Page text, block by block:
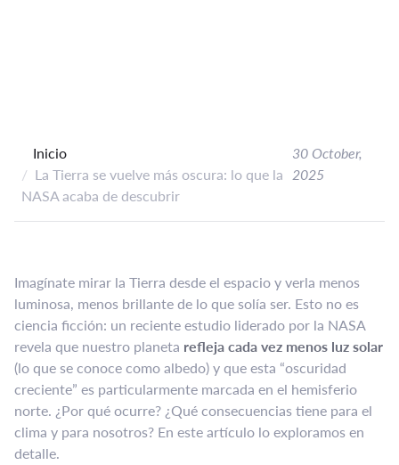
Inicio
La Tierra se vuelve más oscura: lo que la
NASA acaba de descubrir
30 October,
2025
Imagínate mirar la Tierra desde el espacio y verla menos
luminosa, menos brillante de lo que solía ser. Esto no es
ciencia ficción: un reciente estudio liderado por la NASA
revela que nuestro planeta refleja cada vez menos luz solar
(lo que se conoce como albedo) y que esta “oscuridad
creciente” es particularmente marcada en el hemisferio
norte. ¿Por qué ocurre? ¿Qué consecuencias tiene para el
clima y para nosotros? En este artículo lo exploramos en
detalle.